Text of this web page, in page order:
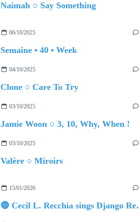
Naimah ○ Say Something
06/10/2025
Semaine • 40 • Week
04/10/2025
Clone ○ Care To Try
03/10/2025
Jamie Woon ○ 3, 10, Why, When !
03/10/2025
Valère ○ Miroirs
15/01/2026
🔵 Cecil L.